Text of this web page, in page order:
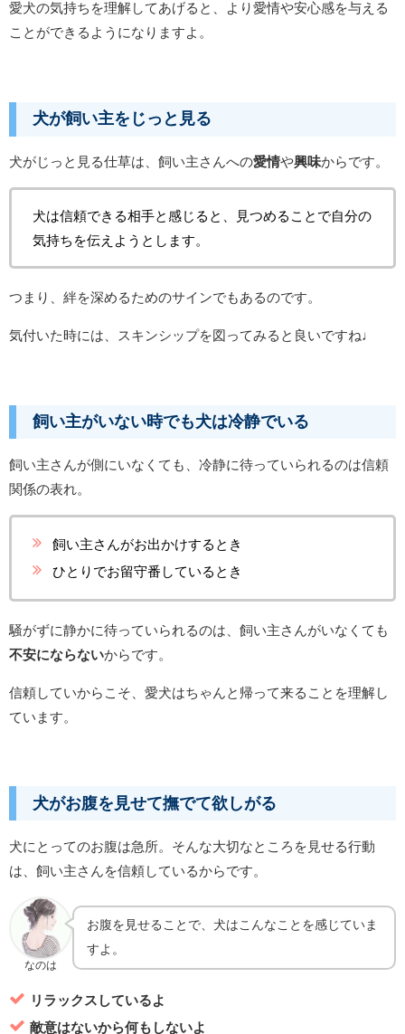
愛犬の気持ちを理解してあげると、より愛情や安心感を与える
ことができるようになりますよ。
犬が飼い主をじっと見る
犬がじっと見る仕草は、飼い主さんへの愛情や興味からです。
犬は信頼できる相手と感じると、見つめることで自分の
気持ちを伝えようとします。
つまり、絆を深めるためのサインでもあるのです。
気付いた時には、スキンシップを図ってみると良いですね♩
飼い主がいない時でも犬は冷静でいる
飼い主さんが側にいなくても、冷静に待っていられるのは信頼
関係の表れ。
飼い主さんがお出かけするとき
ひとりでお留守番しているとき
騒がずに静かに待っていられるのは、飼い主さんがいなくても
不安にならないからです。
信頼していからこそ、愛犬はちゃんと帰って来ることを理解し
ています。
犬がお腹を見せて撫でて欲しがる
犬にとってのお腹は急所。そんな大切なところを見せる行動
は、飼い主さんを信頼しているからです。
なのは
お腹を見せることで、犬はこんなことを感じていま
すよ。
リラックスしているよ
敵意はないから何もしないよ